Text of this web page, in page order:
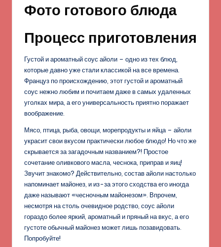
Фото готового блюда
Процесс приготовления
Густой и ароматный соус айоли – одно из тех блюд,
которые давно уже стали классикой на все времена.
Француз по происхождению, этот густой и ароматный
соус нежно любим и почитаем даже в самых удаленных
уголках мира, а его универсальность приятно поражает
воображение.
Мясо, птица, рыба, овощи, морепродукты и яйца – айоли
украсит свои вкусом практически любое блюдо! Но что же
скрывается за загадочным названием?! Простое
сочетание оливкового масла, чеснока, приправ и яиц!
Звучит знакомо? Действительно, состав айоли настолько
напоминает майонез, и из-за этого сходства его иногда
даже называют «чесночным майонезом». Впрочем,
несмотря на столь очевидное родство, соус айоли
гораздо более яркий, ароматный и пряный на вкус, а его
густоте обычный майонез может лишь позавидовать.
Попробуйте!